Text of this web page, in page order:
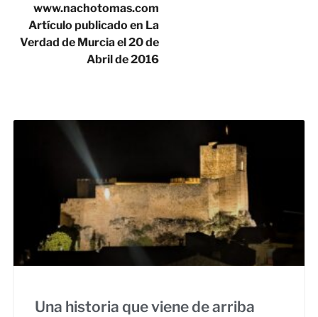
www.nachotomas.com
Artículo publicado en La
Verdad de Murcia el 20 de
Abril de 2016
Una historia que viene de arriba